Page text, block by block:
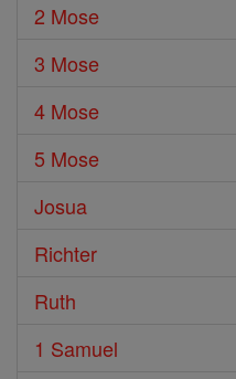
2 Mose
3 Mose
4 Mose
5 Mose
Josua
Richter
Ruth
1 Samuel